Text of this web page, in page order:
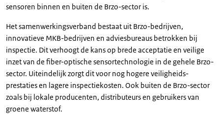
sensoren binnen en buiten de Brzo-sector is.
Het samenwerkingsverband bestaat uit Brzo-bedrijven,
innovatieve MKB-bedrijven en adviesbureaus betrokken bij
inspectie. Dit verhoogt de kans op brede acceptatie en veilige
inzet van de fiber-optische sensortechnologie in de gehele Brzo-
sector. Uiteindelijk zorgt dit voor nog hogere veiligheids-
prestaties en lagere inspectiekosten. Ook buiten de Brzo-sector
zoals bij lokale producenten, distributeurs en gebruikers van
groene waterstof.